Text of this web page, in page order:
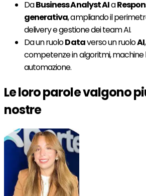
DaBusiness Analyst AIa
generativa, ampliando il
delivery e gestione dei team AI.
Da un ruoloDataverso un ruoloAI
competenze in algoritmi, machine
automazione.
Le loro parole valgono
nostre